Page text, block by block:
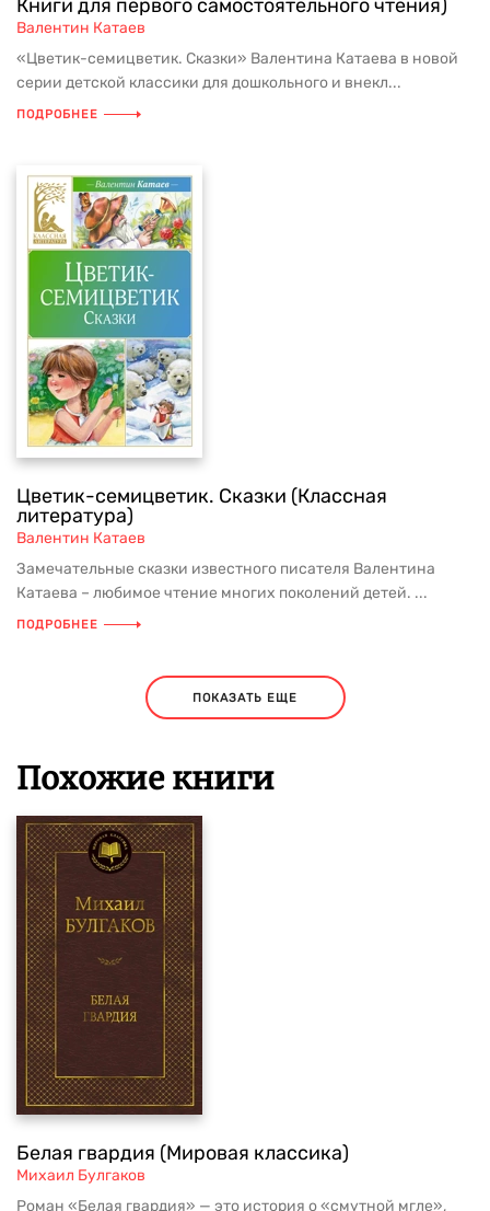
Книги для первого самостоятельного чтения)
Валентин Катаев
«Цветик-семицветик. Сказки» Валентина Катаева в новой
серии детской классики для дошкольного и внекл...
ПОДРОБНЕЕ
Цветик-семицветик. Сказки (Классная
литература)
Валентин Катаев
Замечательные сказки известного писателя Валентина
Катаева – любимое чтение многих поколений детей. ...
ПОДРОБНЕЕ
ПОКАЗАТЬ ЕЩЕ
Похожие книги
Белая гвардия (Мировая классика)
Михаил Булгаков
Роман «Белая гвардия» — это история о «смутной мгле»,